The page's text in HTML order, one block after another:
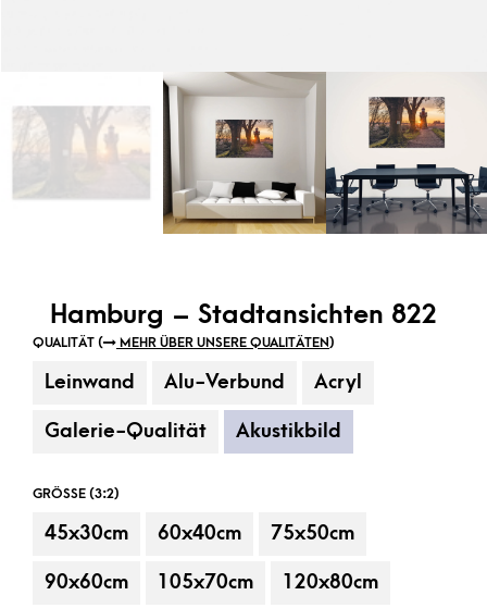
Hamburg – Stadtansichten 822
QUALITÄT ( MEHR ÜBER UNSERE QUALITÄTEN)
Leinwand Alu-Verbund Acryl
Galerie-Qualität Akustikbild
GRÖSSE (3:2)
45x30cm 60x40cm 75x50cm
90x60cm 105x70cm 120x80cm